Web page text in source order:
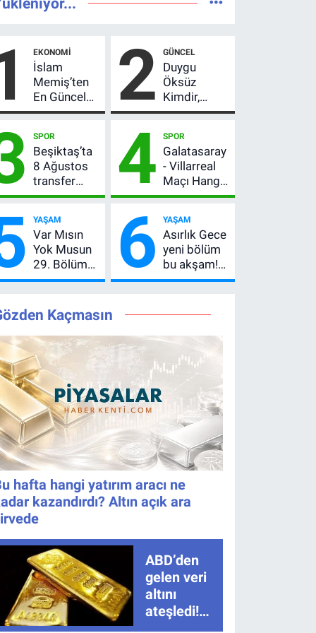
EKONOMI
İslam
Memiş’ten
En Güncel
Altın
Gram Altın
İçin 6.350
TL Uyarısı,
Yıl Sonu
Beklentisi
Değişmedi
2 GÜNCEL
Duygu
Öksüz
Kimdir,
Neden
Mersin
Basınının
Acı Kaybı
SPOR
Beşiktaş’ta
8 Ağustos
transfer
hareketliliği!
bölge için
düğmeye
bastı
4 SPOR
Galatasaray
- Villarreal
Maçı Hangi
Kanalda?
Maçı Ne
Zaman, Saat
Kaçta,
Nereden
İzlenir?
YAŞAM
Var Mısın
Yok Musun
29. Bölüm
Ne Zaman?
Değişti, Yeni
Tarih Belli
Oldu!
6 YAŞAM
Asırlık Gece
yeni bölüm
bu akşam!
8. bölüm
Kaçmasın
hafta hangi yatırım aracı ne
kazandırdı? Altın açık ara
ABD’den
gelen veri
altını
ateşledi!
Tarım dışı